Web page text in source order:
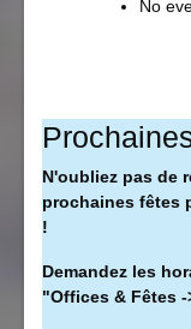
No
N'oubliez pas de
prochaines fêtes
!
Demandez les
"Offices & Fêtes